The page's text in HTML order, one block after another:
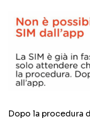
Dopo la procedura